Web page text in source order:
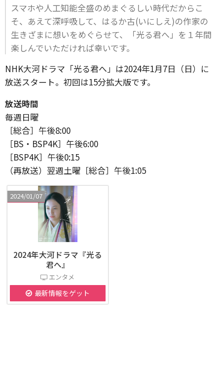
スマホや人工知能全盛のめまぐるしい時代だからこ
そ、あえて深呼吸して、はるか古(いにしえ)の作家の
生きざまに想いをめぐらせて、「光る君へ」を１年間
楽しんでいただければ幸いです。
NHK大河ドラマ「光る君へ」は2024年1月7日（日）に
放送スタート。初回は15分拡大版です。
放送時間
毎週日曜
［総合］午後8:00
［BS・BSP4K］午後6:00
［BSP4K］午後0:15
（再放送）翌週土曜［総合］午後1:05
2024/01/07
2024年大河ドラマ『光る
君へ』
エンタメ
最新情報をゲット